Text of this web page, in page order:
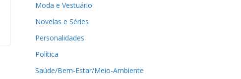
Moda e Vestuário
Novelas e Séries
Personalidades
Política
Saúde/Bem-Estar/Meio-Ambiente